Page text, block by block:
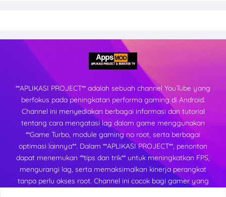
**APLIKASI PROJECT** adalah sebuah channel YouTube yang
berfokus pada peningkatan performa gaming di Android.
Channel ini menyediakan berbagai informasi dan tutorial
tentang cara mengatasi lag dalam game menggunakan
**Game Turbo, module gaming no root, serta berbagai
optimasi lainnya**. Dalam **APLIKASI PROJECT**, penonton
dapat menemukan **tips dan trik** untuk meningkatkan FPS,
mengurangi lag, serta memaksimalkan kinerja perangkat
tanpa perlu akses root. Channel ini cocok bagi gamer yang